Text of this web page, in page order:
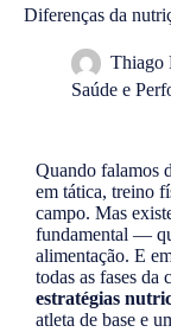
Diferenças da
Thiago
Saúde e
Quando falamos
em tática, treino
campo. Mas
fundamental —
alimentação. E
todas as fases da
estratégias
atleta de base e